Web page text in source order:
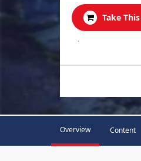
Take
.
Overview Content